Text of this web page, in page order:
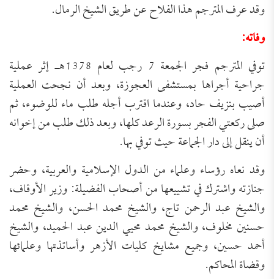
وقد عرف المترجم هذا الفلاح عن طريق الشيخ الرمال.
وفاته:
توفي المترجم فجر الجمعة 7 رجب لعام 1378هـ إثر عملية
جراحية أجراها بمستشفى العجوزة، وبعد أن نجحت العملية
أصيب بنزيف حاد، وعندما اقترب أجله طلب ماء للوضوء، ثم
صلى ركعتي الفجر بسورة الرعد كلها، وبعد ذلك طلب من إخوانه
أن ينقل إلى دار الجماعة حيث توفي بها.
وقد نعاه رؤساء وعلماء من الدول الإسلامية والعربية، وحضر
جنازته واشترك في تشييعها من أصحاب الفضيلة: وزير الأوقاف،
والشيخ عبد الرحمن تاج، والشيخ محمد الحسن، والشيخ محمد
حسنين مخلوف، والشيخ محمد محيي الدين عبد الحميد، والشيخ
أحمد حسين، وجميع مشايخ كليات الأزهر وأساتذتها وعلمائها
وقضاة المحاكم.